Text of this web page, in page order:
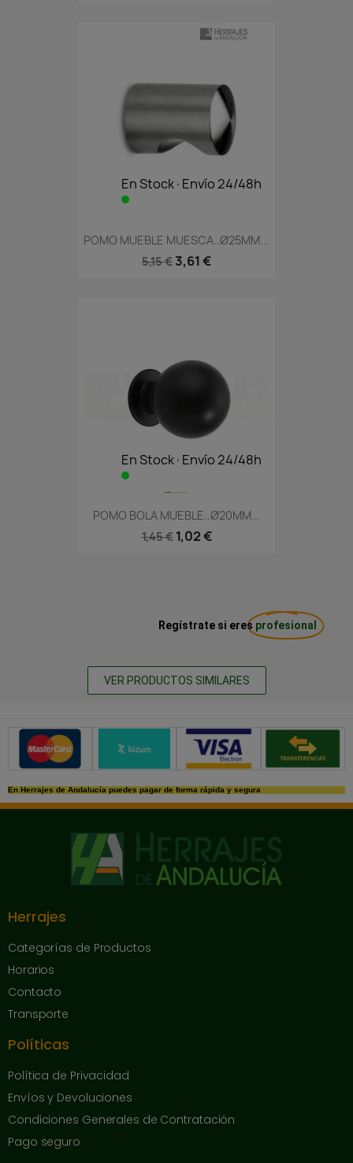
En Stock·Envío 24/48h
POMO MUEBLE MUESCA..Ø25MM...
5,15 € 3,61 €
En Stock·Envío 24/48h
POMO BOLA MUEBLE..Ø20MM...
1,45 € 1,02 €
Regístrate si eres profesional
VER PRODUCTOS SIMILARES
Métodos de pago seguros
En Herrajes de Andalucía puedes pagar de forma rápida y segura
Herrajes
Categorías de Productos
Horarios
Contacto
Transporte
Políticas
Política de Privacidad
Envíos y Devoluciones
Condiciones Generales de Contratación
Pago seguro